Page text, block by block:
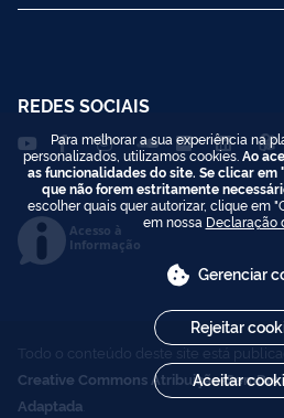
REDES SOCIAIS
Acesso à
Informação
Todo o conteúdo deste site está
Creative Commons Atribuição-
Adaptada
Para melhorar a sua experiência na
personalizados, utilizamos cookies. Ao
as funcionalidades do site. Se clicar em
que não forem estritamente
escolher quais quer autorizar, clique em
em nossa Declaração
Gerenciar
Rejeitar
Aceitar